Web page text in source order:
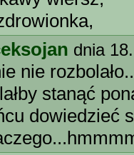
dnia
nie
stanąć
dowiedzieć